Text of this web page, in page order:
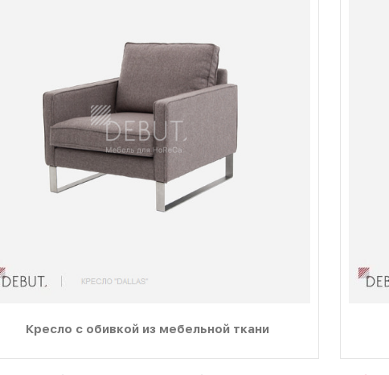
Кресло с обивкой из мебельной ткани